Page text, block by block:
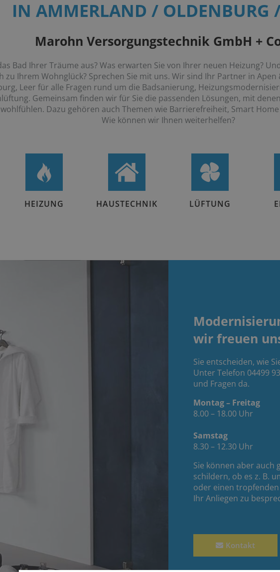
IN AMMERLAND / OLDENBURG
Marohn Versorgungstechnik GmbH +
Bad Ihrer Träume aus? Was erwarten Sie von Ihrer neuen Heizung?
zu Ihrem Wohnglück? Sprechen Sie mit uns. Wir sind Ihr Partner in
Leer für alle Fragen rund um die Badsanierung,
Gemeinsam finden wir für Sie die passenden Lösungen, mit
Dazu gehören auch Themen wie Barrierefreiheit, Smart
Wie können wir Ihnen weiterhelfen?
HEIZUNG HAUSTECHNIK LÜFTUNG
wir freuen
Sie entscheiden, wie
Unter Telefon 04499
und Fragen da.
Montag – Freitag
8.00 – 18.00 Uhr
Samstag
8.30 – 12.30 Uhr
Sie können aber
schildern, ob es z. B.
oder einen
Ihr Anliegen zu
Kontakt